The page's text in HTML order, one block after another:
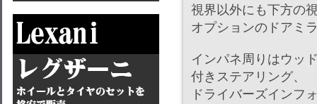
視界以外にも下方の
オプションのドアミ
インパネ周りはウッ
付きステアリング、
ドライバーズインフ